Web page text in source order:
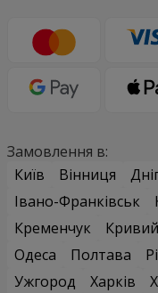
Замовлення в:
Київ
Вінниця
Івано-Франківськ
Кременчук
Кривий
Одеса
Полтава
Ужгород
Харків